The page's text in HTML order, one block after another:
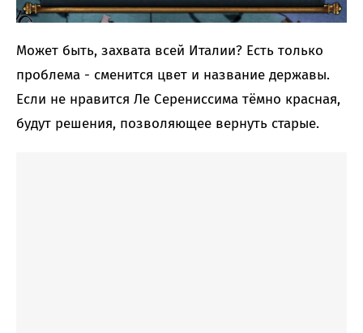
Может быть, захвата всей Италии? Есть только
проблема - сменится цвет и название державы.
Если не нравится Ле Серениссима тёмно красная,
будут решения, позволяющее вернуть старые.